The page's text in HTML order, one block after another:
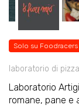
Solo su Foodracers
laboratorio di pizza
Laboratorio
romane, pane e